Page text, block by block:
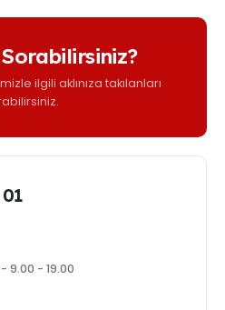
ilgili aklınıza takılanları
9.00 - 19.00